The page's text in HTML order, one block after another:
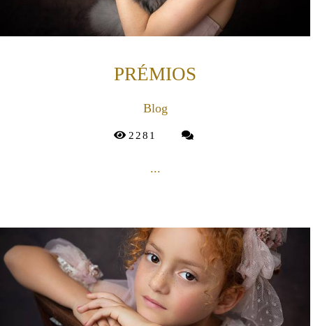
PRÉMIOS
Blog
2281
...